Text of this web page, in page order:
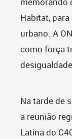
Habitat,
urbano. A
como força
Na tarde de
a reunião
Latina do